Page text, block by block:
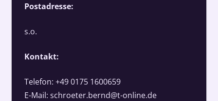
Postadresse:
s.o.
Kontakt:
Telefon: +49 0175 1600659
E-Mail: schroeter.bernd@t-online.de